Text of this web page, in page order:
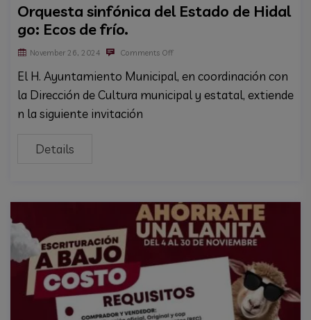
Orquesta sinfónica del Estado de Hidal
go: Ecos de frío.
November 26, 2024 Comments Off
El H. Ayuntamiento Municipal, en coordinación con
la Dirección de Cultura municipal y estatal, extiende
n la siguiente invitación
Details